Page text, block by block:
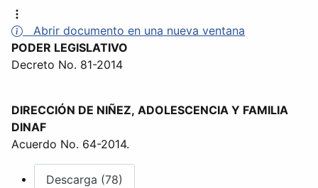
Abrir documento en una nueva ventana
PODER LEGISLATIVO
Decreto No. 81-2014
DIRECCIÓN DE NIÑEZ, ADOLESCENCIA Y FAMILIA
DINAF
Acuerdo No. 64-2014.
Descarga (78)